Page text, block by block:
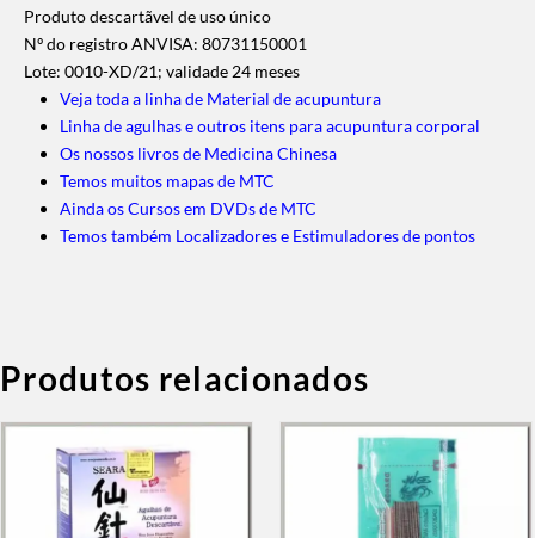
Produto descartãvel de uso único
Nº do registro ANVISA: 80731150001
Lote: 0010-XD/21; validade 24 meses
Veja toda a linha de Material de acupuntura
Linha de agulhas e outros itens para acupuntura corporal
Os nossos livros de Medicina Chinesa
Temos muitos mapas de MTC
Ainda os Cursos em DVDs de MTC
Temos também Localizadores e Estimuladores de pontos
Produtos relacionados